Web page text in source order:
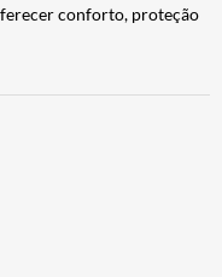
conforto, proteção